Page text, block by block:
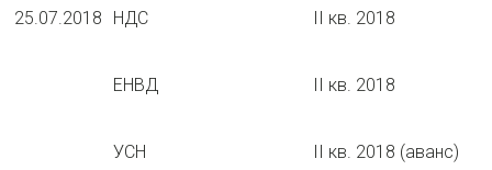
25.07.2018 НДС II кв. 2018
ЕНВД II кв. 2018
УСН II кв. 2018 (аванс)